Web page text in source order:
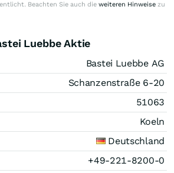
Beachten Sie auch die weiteren Hinweise zu
Luebbe Aktie
Bastei Luebbe AG
Schanzenstraße 6-20
51063
Koeln
Deutschland
+49-221-8200-0